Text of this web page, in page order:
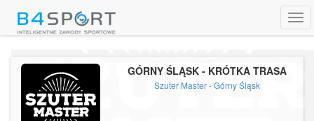
GÓRNY ŚLĄSK - KRÓTKA TRASA
Szuter Master - Górny Śląsk